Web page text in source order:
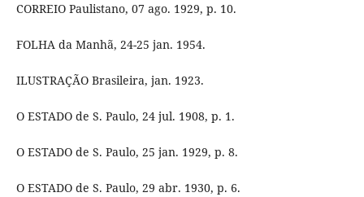
CORREIO Paulistano, 07 ago. 1929, p. 10.
FOLHA da Manhã, 24-25 jan. 1954.
ILUSTRAÇÃO Brasileira, jan. 1923.
O ESTADO de S. Paulo, 24 jul. 1908, p. 1.
O ESTADO de S. Paulo, 25 jan. 1929, p. 8.
O ESTADO de S. Paulo, 29 abr. 1930, p. 6.